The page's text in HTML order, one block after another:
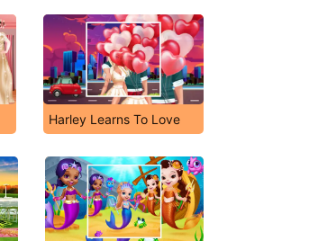
Harley Learns To Love